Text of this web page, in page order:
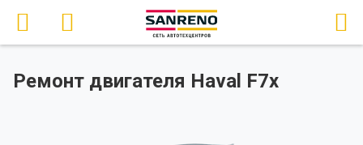
Ремонт двигателя Haval F7x